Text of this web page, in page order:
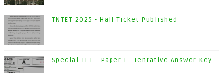
TNTET 2025 - Hall Ticket Published
Special TET - Paper I - Tentative Answer Key